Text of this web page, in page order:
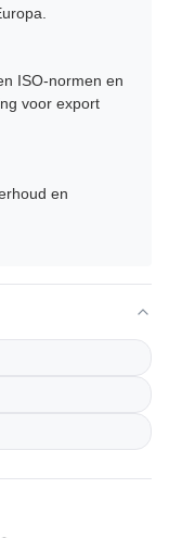
ISO-normen en
voor export
en